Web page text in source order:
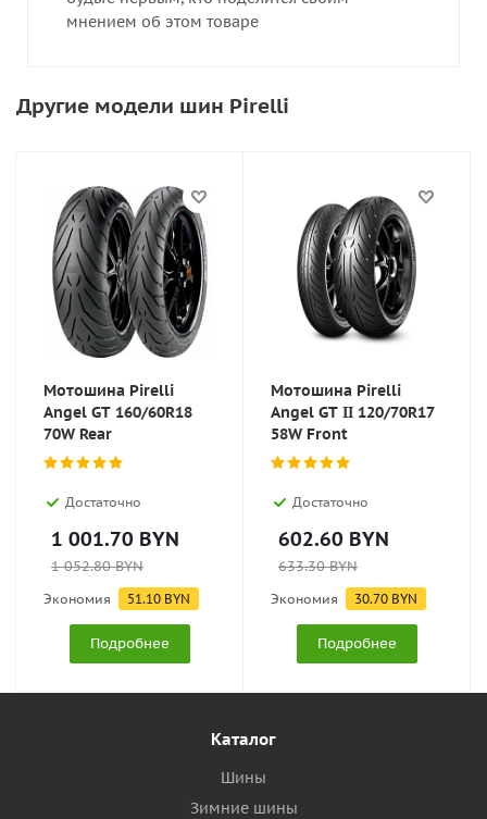
мнением об этом товаре
Другие модели шин Pirelli
Мотошина Pirelli
Angel GT 160/60R18
70W Rear
Достаточно
1 001.70 BYN
1 052.80BYN
Экономия 51.10 BYN
Подробнее
Мотошина Pirelli
Angel GT II 120/70R17
58W Front
Достаточно
602.60 BYN
633.30BYN
Экономия 30.70 BYN
Подробнее
Каталог
Шины
Зимние шины